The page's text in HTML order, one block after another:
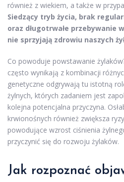
również z wiekiem, a także w
Siedzący tryb życia, brak
oraz długotrwałe przebywanie
nie sprzyjają zdrowiu naszych
Co powoduje powstawanie
często wynikają z kombinacji
genetyczne odgrywają tu istotną
żylnych, których zadaniem jest
kolejna potencjalna przyczyna.
krwionośnych również zwiększa
powodujące wzrost ciśnienia
przyczynić się do rozwoju żylaków.
Jak rozpoznać